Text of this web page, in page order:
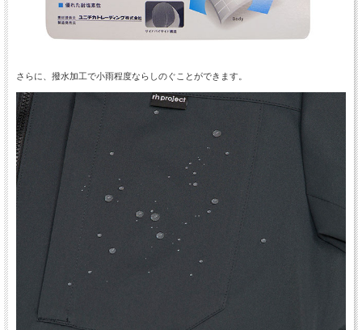
さらに、撥水加工で小雨程度ならしのぐことができます。